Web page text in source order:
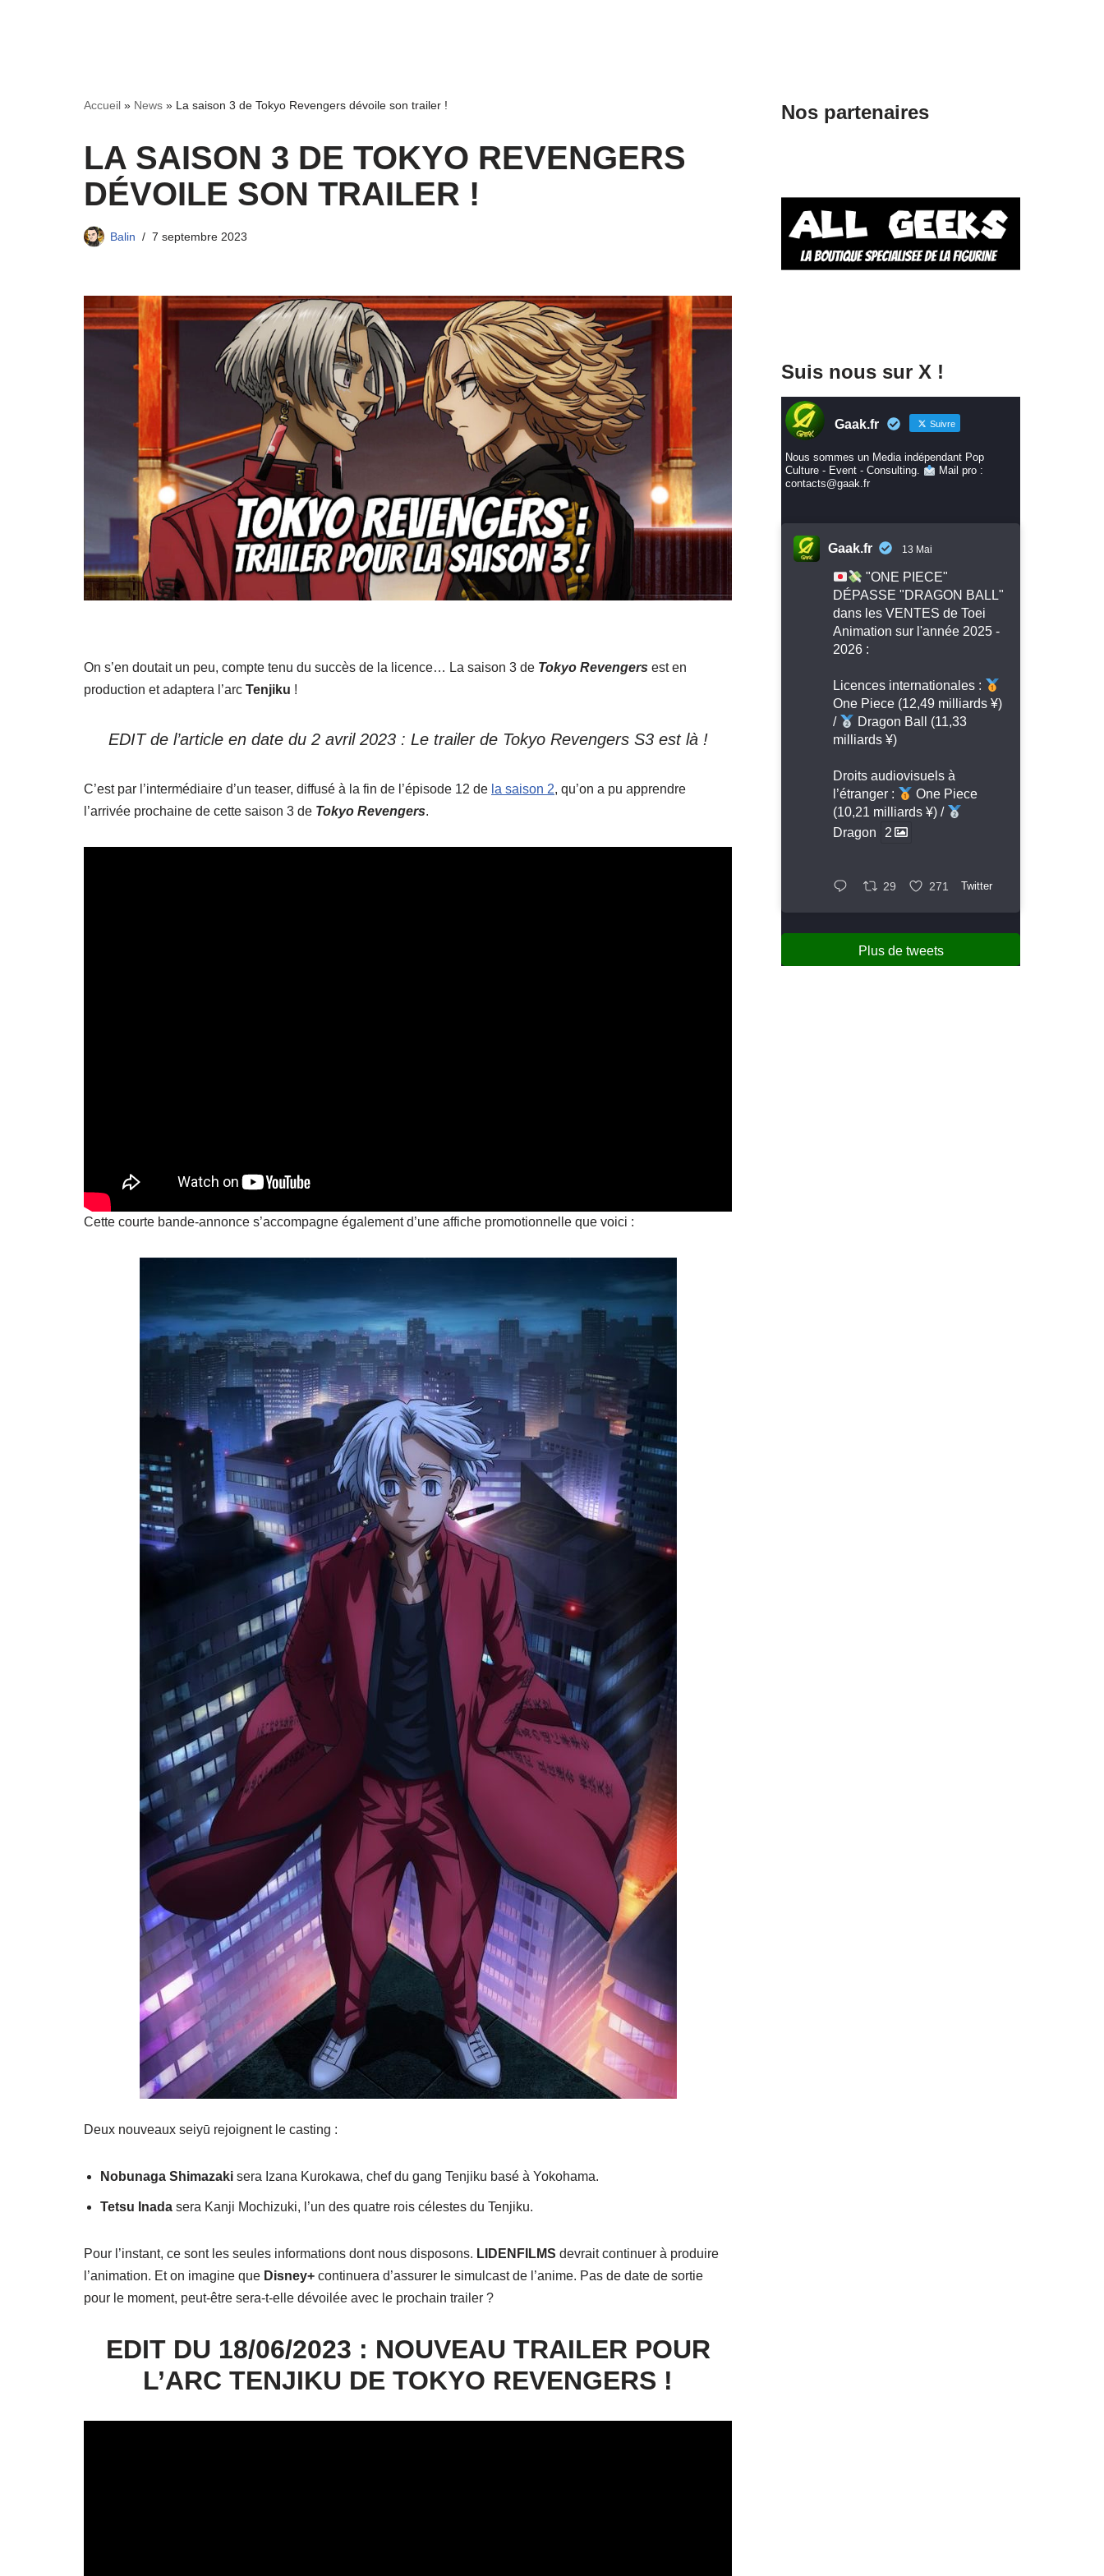
Accueil » News » La saison 3 de Tokyo Revengers dévoile son trailer !
LA SAISON 3 DE TOKYO REVENGERS
DÉVOILE SON TRAILER !
Balin 7 septembre 2023
On s’en doutait un peu, compte tenu du succès de la licence… La saison 3 de Tokyo Revengers est en
production et adaptera l’arc Tenjiku !
EDIT de l’article en date du 2 avril 2023 : Le trailer de Tokyo Revengers S3 est là !
C’est par l’intermédiaire d’un teaser, diffusé à la fin de l’épisode 12 de la saison 2, qu’on a pu apprendre
l’arrivée prochaine de cette saison 3 de Tokyo Revengers.
Cette courte bande-annonce s’accompagne également d’une affiche promotionnelle que voici :
Deux nouveaux seiyū rejoignent le casting :
Nobunaga Shimazaki sera Izana Kurokawa, chef du gang Tenjiku basé à Yokohama.
Tetsu Inada sera Kanji Mochizuki, l’un des quatre rois célestes du Tenjiku.
Pour l’instant, ce sont les seules informations dont nous disposons. LIDENFILMS devrait continuer à produire
l’animation. Et on imagine que Disney+ continuera d’assurer le simulcast de l’anime. Pas de date de sortie
pour le moment, peut-être sera-t-elle dévoilée avec le prochain trailer ?
EDIT DU 18/06/2023 : NOUVEAU TRAILER POUR
L’ARC TENJIKU DE TOKYO REVENGERS !
Nos partenaires
Suis nous sur X !
Gaak.fr Suivre
Nous sommes un Media indépendant Pop
Culture - Event - Consulting.
Mail pro :
contacts@gaak.fr
Gaak.fr 13 Mai
"ONE PIECE"
DÉPASSE "DRAGON BALL"
dans les VENTES de Toei
Animation sur l'année 2025 -
2026 :
Licences internationales :
One Piece (12,49 milliards ¥)
/
Dragon Ball (11,33
milliards ¥)
Droits audiovisuels à
l’étranger :
One Piece
(10,21 milliards ¥) /
Dragon
2
29 271 Twitter
Plus de tweets